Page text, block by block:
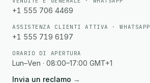
+1 555 706 4469
ASSISTENZA CLIENTI ATTIVA · WHATSAPP
+1 555 719 6197
ORARIO DI APERTURA
Lun–Ven · 08:00–17:00 GMT+1
Invia un reclamo →